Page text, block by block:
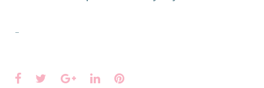
Facebook
TwitterGoogle+
LinkedInPinterest